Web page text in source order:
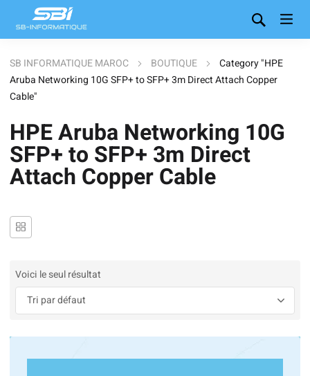
SB INFORMATIQUE MAROC BOUTIQUE
Category "HPE
Aruba Networking 10G SFP+ to SFP+ 3m Direct Attach Copper
Cable"
HPE Aruba Networking 10G
SFP+ to SFP+ 3m Direct
Attach Copper Cable
Voici le seul résultat